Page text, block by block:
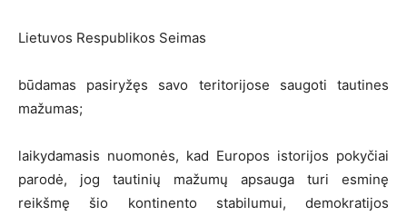
Lietuvos Respublikos Seimas
būdamas pasiryžęs savo teritorijose saugoti tautines
mažumas;
laikydamasis nuomonės, kad Europos istorijos pokyčiai
parodė, jog tautinių mažumų apsauga turi esminę
reikšmę šio kontinento stabilumui, demokratijos